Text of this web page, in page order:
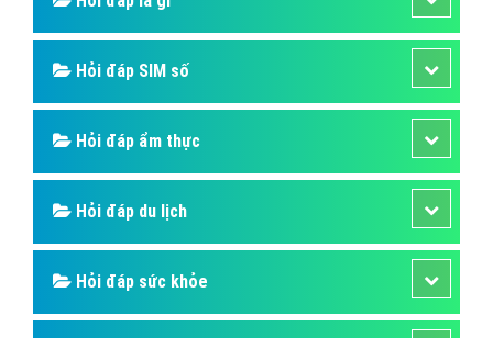
Traffic là gì? Tác dụng của Traffic trong
SEO website là gì?
Traffic có nghĩa là lưu lượng truy cập, đây là một thuật
ngữ để miêu tả số lượt người dùng truy cập vào